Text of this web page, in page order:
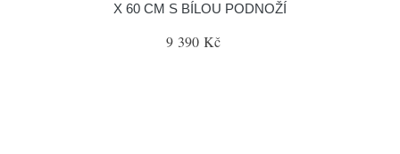
X 60 CM S BÍLOU PODNOŽÍ
9 390 Kč